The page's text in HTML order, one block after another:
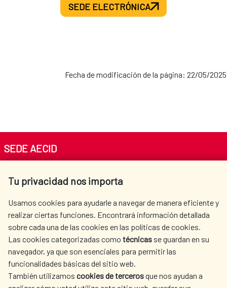
SEDE ELECTRÓNICA
Fecha de modificación de la página: 22/05/2025
Tu privacidad nos importa
Usamos cookies para ayudarle a navegar de manera eficiente y
realizar ciertas funciones. Encontrará información detallada
sobre cada una de las cookies en las políticas de cookies.
Las cookies categorizadas como técnicas se guardan en su
navegador, ya que son esenciales para permitir las
funcionalidades básicas del sitio web.
También utilizamos cookies de tercerosque nos ayudan a
SEDE AECID
Tel. +34 900 20 30 54​​​​​​​
AECID
WHERE DO WE COOPERATE?
SPANISH HUMANITARIAN
ACTION
PRESS ROOM
CULTURE AND SCIENCE LIBRARY